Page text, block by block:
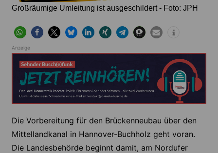
Großräumige Umleitung ist ausgeschildert - Foto: JPH
Anzeige
Die Vorbereitung für den Brückenneubau über den
Mittellandkanal in Hannover-Buchholz geht voran.
Die Landesbehörde beginnt damit, am Nordufer